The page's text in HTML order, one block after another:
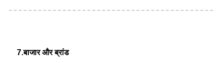
7.बाजार और ब्रांड